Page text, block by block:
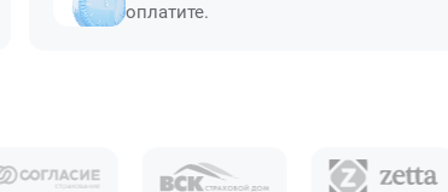
оплатите.